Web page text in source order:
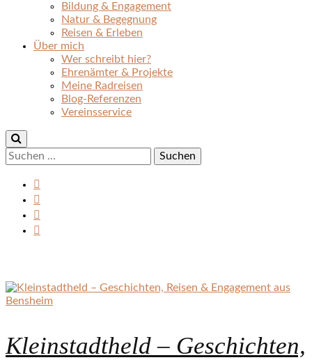
Bildung & Engagement
Natur & Begegnung
Reisen & Erleben
Über mich
Wer schreibt hier?
Ehrenämter & Projekte
Meine Radreisen
Blog-Referenzen
Vereinsservice
Suchen
nach:
Kleinstadtheld – Geschichten,